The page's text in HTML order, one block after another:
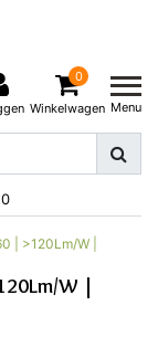
0
Winkelwagen Menu
| >120Lm/W |
W |